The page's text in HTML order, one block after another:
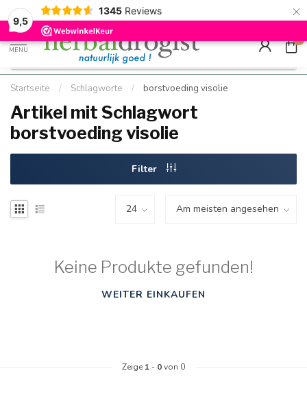
9,5
1345 Reviews ×
Kostenloser DE-Versand ab Mindestbestellwert |
Schnell geliefert
Minimum
Hızlı
MENU
0
Startseite / Schlagworte / borstvoeding visolie
Artikel mit Schlagwort
borstvoeding visolie
Filter
Keine Produkte gefunden!
WEITER EINKAUFEN
Zeige 1 - 0von 0